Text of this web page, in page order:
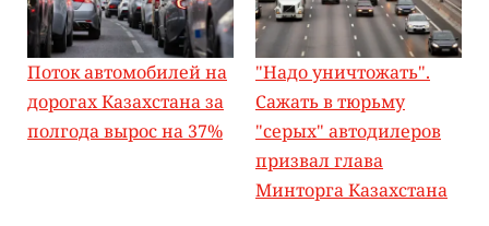
Поток автомобилей на
дорогах Казахстана за
полгода вырос на 37%
"Надо уничтожать".
Сажать в тюрьму
"серых" автодилеров
призвал глава
Минторга Казахстана